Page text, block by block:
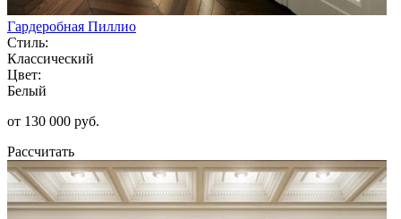
Гардеробная Пиллио
Стиль:
Классический
Цвет:
Белый
от 130 000 руб.
Рассчитать